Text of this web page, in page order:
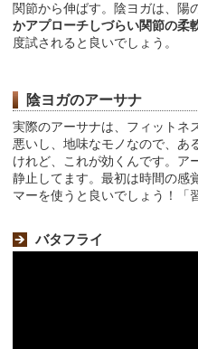
関節から伸ばす。陰ヨガは、陽
かアプローチしづらい関節の柔
度試されると良いでしょう。
陰ヨガのアーサナ
実際のアーサナは、フィットネ
悪いし、地味なモノなので、あ
けれど、これが効くんです。ア
静止してます。最初は時間の感
マーを使うと良いでしょう！「
バタフライ